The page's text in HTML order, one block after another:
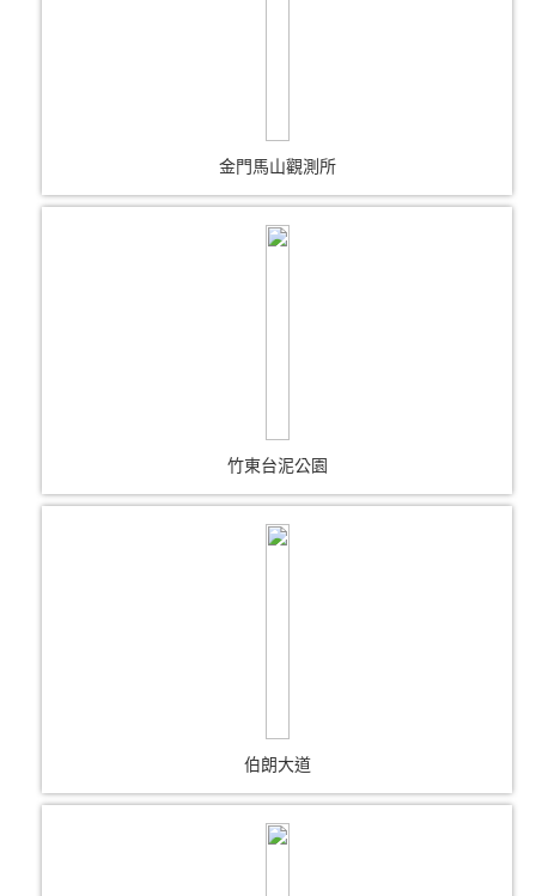
金門馬山觀測所
竹東台泥公園
伯朗大道